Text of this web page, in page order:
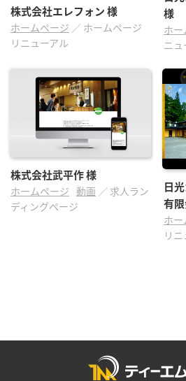
株式会社エレフォン様
ホームページ ／ ホームページ
リニューアル
様
ホ
ニュ
株式会社武平作様
ホームページ 動画 ／ 求人ラン
ディングページ
日
有限
ホ
リ